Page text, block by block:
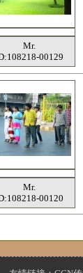
Mr.
00129
Mr.
00120